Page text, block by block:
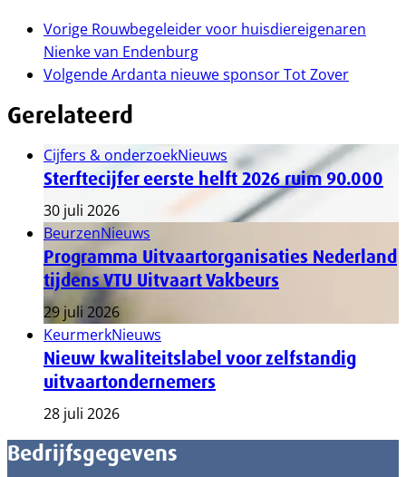
Vorige Rouwbegeleider voor huisdiereigenaren
Nienke van Endenburg
VolgendeArdanta nieuwe sponsor Tot Zover
Gerelateerd
Cijfers & onderzoekNieuws
Sterftecijfer eerste helft 2026 ruim 90.000
30 juli 2026
BeurzenNieuws
Programma Uitvaartorganisaties Nederland
tijdens VTU Uitvaart Vakbeurs
29 juli 2026
KeurmerkNieuws
Nieuw kwaliteitslabel voor zelfstandig
uitvaartondernemers
28 juli 2026
Bedrijfsgegevens